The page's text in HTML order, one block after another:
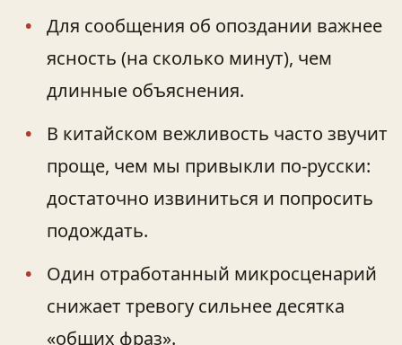
Для сообщения об опоздании важнее
ясность (на сколько минут), чем
длинные объяснения.
В китайском вежливость часто звучит
проще, чем мы привыкли по-русски:
достаточно извиниться и попросить
подождать.
Один отработанный микросценарий
снижает тревогу сильнее десятка
«общих фраз».